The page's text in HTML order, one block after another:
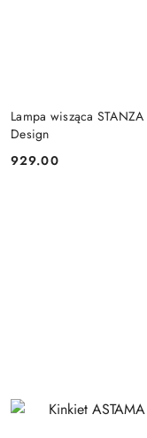
Lampa wisząca
Design
Cena:
929.00